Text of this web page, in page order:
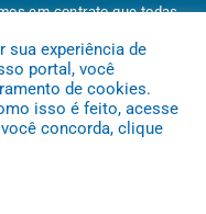
em contrato que todas
Pública
sua experiência de
portal, você
de cookies.
isso é feito, acesse
concorda, clique